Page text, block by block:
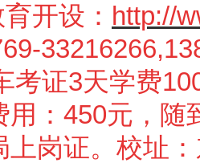
开设： http://
考证3天学费
用：450元，
上岗证。校址